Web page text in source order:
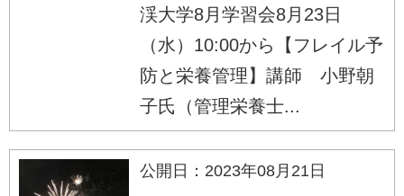
渓大学8月学習会8月23日
（水）10:00から【フレイル予
防と栄養管理】講師 小野朝
子氏（管理栄養士...
公開日：2023年08月21日